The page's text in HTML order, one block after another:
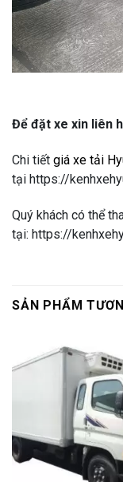
Để đặt xe xin liên
Chi tiết giá xe tải
tại https://
Quý khách có thể
tại: https://
SẢN PHẨM